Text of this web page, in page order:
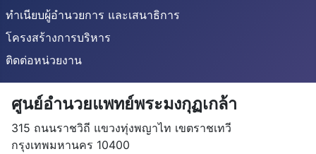
ทำเนียบผู้อำนวยการ และเสนาธิการ
โครงสร้างการบริหาร
ติดต่อหน่วยงาน
ศูนย์อำนวยแพทย์พระมงกุฏเกล้า
315 ถนนราชวิถี แขวงทุ่งพญาไท เขตราชเทวี
กรุงเทพมหานคร 10400